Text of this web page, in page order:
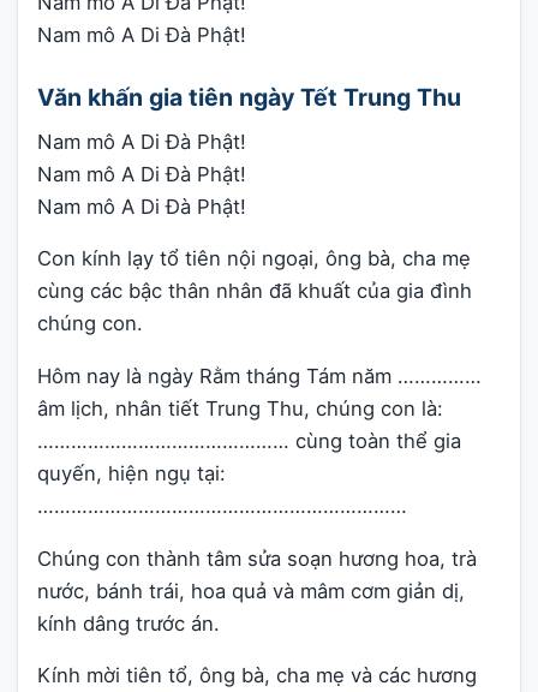
Nam mô A Di Đà Phật!
Văn khấn gia tiên ngày Tết Trung Thu
Nam mô A Di Đà Phật!
Nam mô A Di Đà Phật!
Nam mô A Di Đà Phật!
Con kính lạy tổ tiên nội ngoại, ông bà, cha mẹ
cùng các bậc thân nhân đã khuất của gia đình
chúng con.
Hôm nay là ngày Rằm tháng Tám năm ……………
âm lịch, nhân tiết Trung Thu, chúng con là:
……………………………………… cùng toàn thể gia
quyến, hiện ngụ tại:
…………………………………………………………
Chúng con thành tâm sửa soạn hương hoa, trà
nước, bánh trái, hoa quả và mâm cơm giản dị,
kính dâng trước án.
Kính mời tiên tổ, ông bà, cha mẹ và các hương